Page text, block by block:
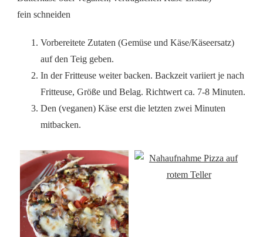
fein schneiden
Vorbereitete Zutaten (Gemüse und Käse/Käseersatz)
auf den Teig geben.
In der Fritteuse weiter backen. Backzeit variiert je nach
Fritteuse, Größe und Belag. Richtwert ca. 7-8 Minuten.
Den (veganen) Käse erst die letzten zwei Minuten
mitbacken.